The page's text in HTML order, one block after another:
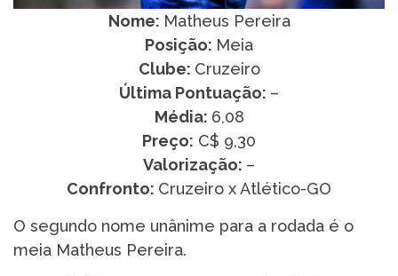
Nome: Matheus Pereira
Posição: Meia
Clube: Cruzeiro
Última Pontuação: –
Média: 6,08
Preço: C$ 9,30
Valorização: –
Confronto: Cruzeiro x Atlético-GO
O segundo nome unânime para a rodada é o
meia Matheus Pereira.